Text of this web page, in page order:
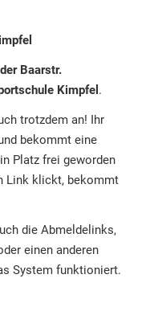
Baarstr.
Kimpfel .
trotzdem an! Ihr
bekommt eine
Platz frei geworden
Link klickt, bekommt
die Abmeldelinks,
einen anderen
System funktioniert.